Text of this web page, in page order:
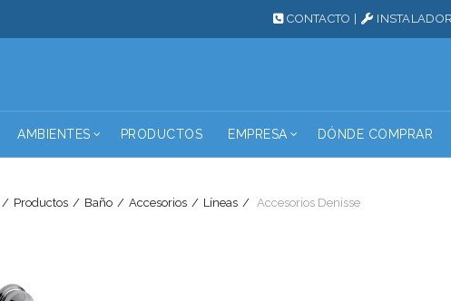
CONTACTO
AMBIENTES PRODUCTOS EMPRESA DÓNDE COMPRAR
Productos Baño Accesorios Líneas Accesorios Denisse